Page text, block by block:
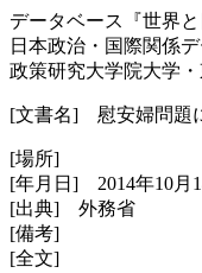
データベース『世界
日本政治・国際関係
政策研究大学院大学
[文書名] 慰安婦問題
[場所]
[年月日] 2014年10月
[出典] 外務省
[備考]
[全文]